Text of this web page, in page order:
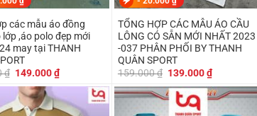
các mẫu áo đồng
lớp ,áo polo đẹp mới
may tại THANH
₫ Giá
là:
179.000 ₫.
149.000₫Giá
hiện
là:
149.000 ₫.
TỔNG HỢP CÁC MẪU ÁO CẦU
LÔNG CÓ SẴN MỚI NHẤT 2023
-037 PHÂN PHỐI BY THANH
QUÂN SPORT
159.000₫ Giá
là:
159.000 ₫.
139.000₫Giá
hiện
tại
là: